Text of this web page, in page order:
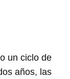
un ciclo de
años, las